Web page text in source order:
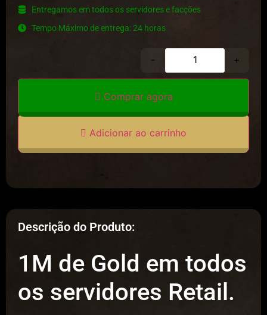
⁠Entregamos em todos os servidores e facções
⁠Tempo Máximo de entrega: 24 horas
- +
Comprar agora
Adicionar ao carrinho
Descrição do Produto:
1M de Gold em todos
os servidores Retail.